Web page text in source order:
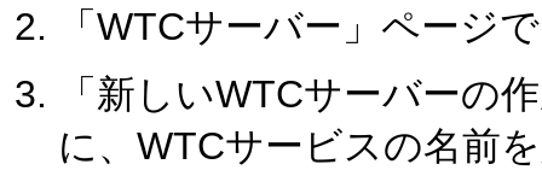
「WTCサーバー」ページ
「新しいWTCサーバーの
に、WTCサービスの名前